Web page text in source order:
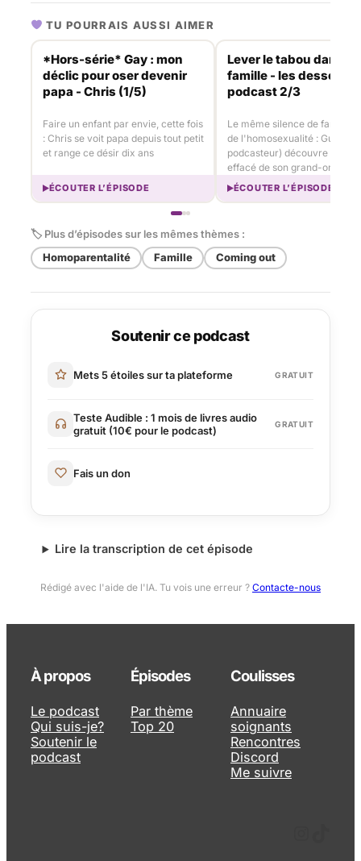
TU POURRAIS AUSSI AIMER
*Hors-série* Gay : mon
déclic pour oser devenir
papa - Chris (1/5)
Faire un enfant par envie, cette fois
: Chris se voit papa depuis tout petit
et range ce désir dix ans
ÉCOUTER L’ÉPISODE
Lever le tabou dans
famille - les dessous
podcast 2/3
Le même silence de famille
de l'homosexualité :
podcasteur) découvre
effacé de son grand-oncle
ÉCOUTER L’ÉPISODE
🏷 Plus d’épisodes sur les mêmes thèmes :
Homoparentalité
Famille Coming out
Soutenir ce podcast
Mets 5 étoiles sur ta plateforme GRATUIT
Teste Audible : 1 mois de livres audio
gratuit (10€ pour le podcast)
GRATUIT
Fais un don
Lire la transcription de cet épisode
Rédigé avec l'aide de l'IA. Tu vois une erreur ? Contacte-nous
À propos
Le podcast
Qui suis-je?
Soutenir le
podcast
Épisodes
Par thème
Top 20
Coulisses
Annuaire
soignants
Rencontres
Discord
Me suivre